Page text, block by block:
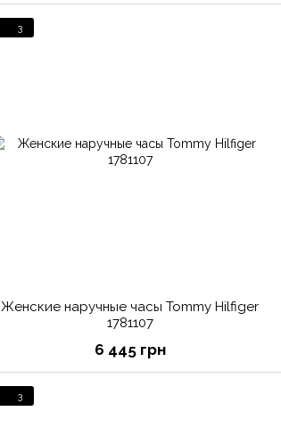
3
Женские наручные часы Tommy Hilfiger
1781107
6 445 грн
3